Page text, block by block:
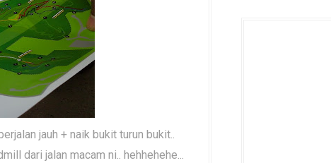
jauh + naik bukit turun bukit..
dari jalan macam ni.. hehhehehe...